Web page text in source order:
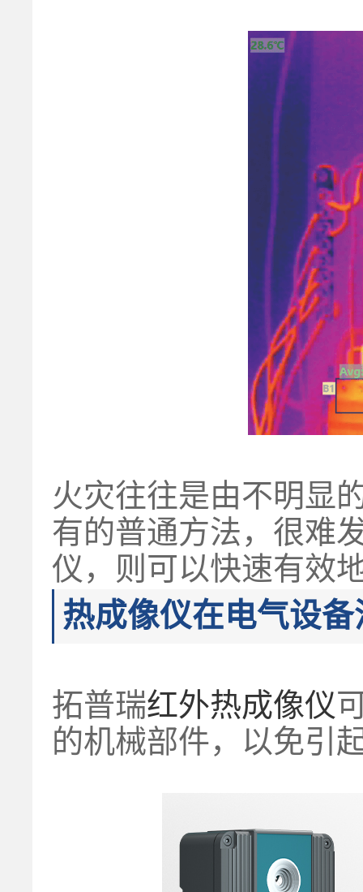
火灾往往是由不明显
有的普通方法，很难
仪，则可以快速有效
热成像仪在电气设
拓普瑞红外热成像仪
的机械部件，以免引